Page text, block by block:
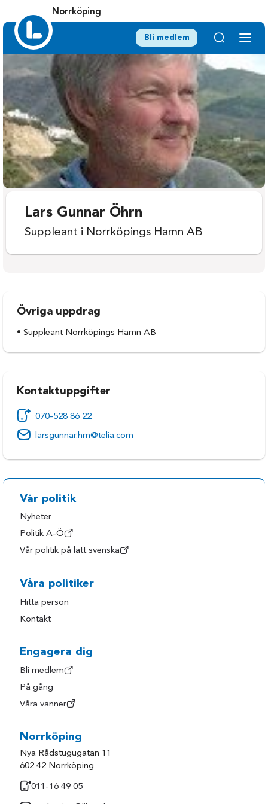
Norrköping
Bli medlem
Lars Gunnar Öhrn
Suppleant i Norrköpings Hamn AB
Övriga uppdrag
• Suppleant Norrköpings Hamn AB
Kontaktuppgifter
070-528 86 22
larsgunnar.hrn@telia.com
Vår politik
Nyheter
Politik A-Ö
Vår politik på lätt svenska
Våra politiker
Hitta person
Kontakt
Engagera dig
Bli medlem
På gång
Våra vänner
Norrköping
Nya Rådstugugatan 11
602 42 Norrköping
011-16 49 05